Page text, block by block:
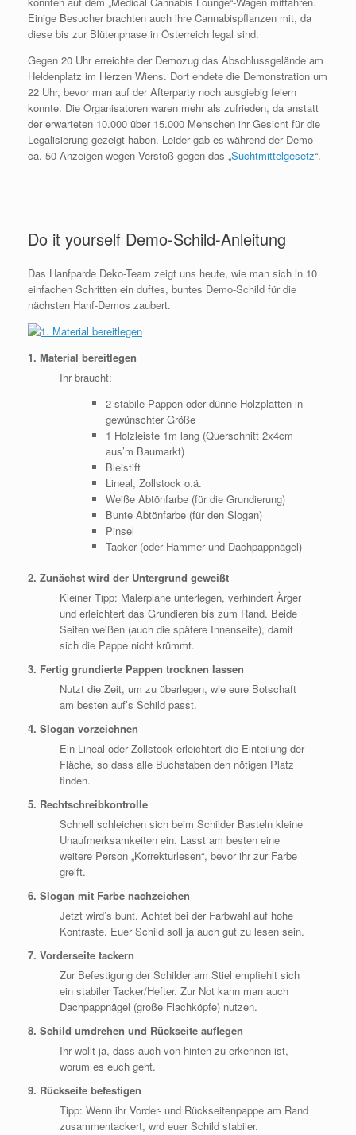
Einige Besucher brachten auch ihre Cannabispflanzen mit, da
diese bis zur Blütenphase in Österreich legal sind.
Gegen 20 Uhr erreichte der Demozug das Abschlussgelände am
Heldenplatz im Herzen Wiens. Dort endete die Demonstration um
22 Uhr, bevor man auf der Afterparty noch ausgiebig feiern
konnte. Die Organisatoren waren mehr als zufrieden, da anstatt
der erwarteten 10.000 über 15.000 Menschen ihr Gesicht für die
Legalisierung gezeigt haben. Leider gab es während der Demo
ca. 50 Anzeigen wegen Verstoß gegen das „Suchtmittelgesetz“.
Do it yourself Demo-Schild-Anleitung
Das Hanfparde Deko-Team zeigt uns heute, wie man sich in 10
einfachen Schritten ein duftes, buntes Demo-Schild für die
nächsten Hanf-Demos zaubert.
1. Material bereitlegen
Ihr braucht:
2 stabile Pappen oder dünne Holzplatten in
gewünschter Größe
1 Holzleiste 1m lang (Querschnitt 2x4cm
aus’m Baumarkt)
Bleistift
Lineal, Zollstock o.ä.
Weiße Abtönfarbe (für die Grundierung)
Bunte Abtönfarbe (für den Slogan)
Pinsel
Tacker (oder Hammer und Dachpappnägel)
2. Zunächst wird der Untergrund geweißt
Kleiner Tipp: Malerplane unterlegen, verhindert Ärger
und erleichtert das Grundieren bis zum Rand. Beide
Seiten weißen (auch die spätere Innenseite), damit
sich die Pappe nicht krümmt.
3. Fertig grundierte Pappen trocknen lassen
Nutzt die Zeit, um zu überlegen, wie eure Botschaft
am besten auf’s Schild passt.
4. Slogan vorzeichnen
Ein Lineal oder Zollstock erleichtert die Einteilung der
Fläche, so dass alle Buchstaben den nötigen Platz
finden.
5. Rechtschreibkontrolle
Schnell schleichen sich beim Schilder Basteln kleine
Unaufmerksamkeiten ein. Lasst am besten eine
weitere Person „Korrekturlesen“, bevor ihr zur Farbe
greift.
6. Slogan mit Farbe nachzeichen
Jetzt wird’s bunt. Achtet bei der Farbwahl auf hohe
Kontraste. Euer Schild soll ja auch gut zu lesen sein.
7. Vorderseite tackern
Zur Befestigung der Schilder am Stiel empfiehlt sich
ein stabiler Tacker/Hefter. Zur Not kann man auch
Dachpappnägel (große Flachköpfe) nutzen.
8. Schild umdrehen und Rückseite auflegen
Ihr wollt ja, dass auch von hinten zu erkennen ist,
worum es euch geht.
9. Rückseite befestigen
Tipp: Wenn ihr Vorder- und Rückseitenpappe am Rand
zusammentackert, wrd euer Schild stabiler.